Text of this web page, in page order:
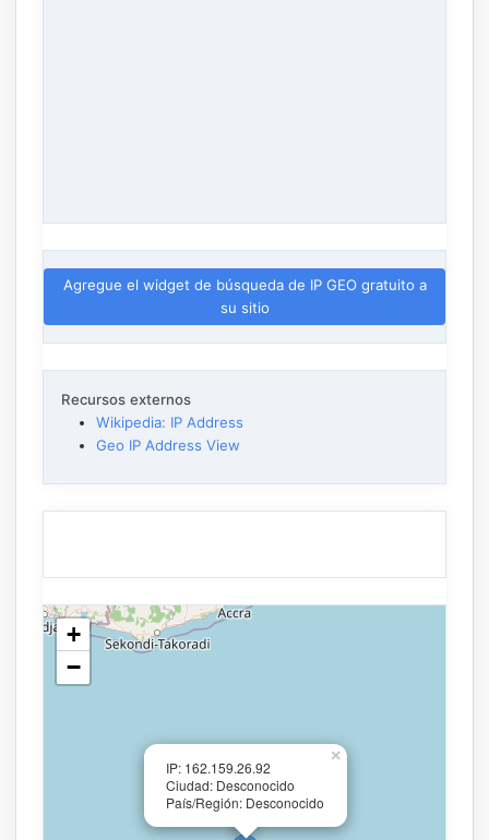
Agregue el widget de búsqueda de IP GEO gratuito a
su sitio
Recursos externos
Wikipedia: IP Address
Geo IP Address View
IP: 162.159.26.92
Ciudad: Desconocido
País/Región: Desconocido
×
+
−